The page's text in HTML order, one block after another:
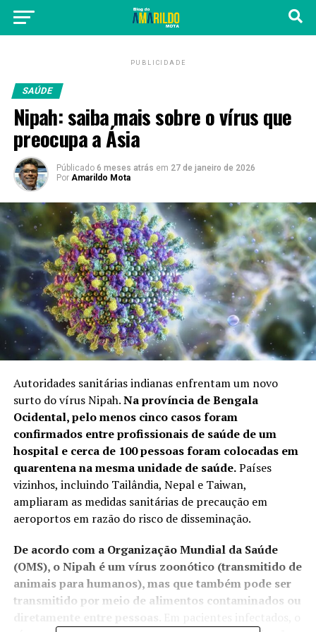
PUBLICIDADE
SAÚDE
Nipah: saiba mais sobre o vírus que
preocupa a Ásia
Públicado 6 meses atrás em 27 de janeiro de 2026
Por Amarildo Mota
Autoridades sanitárias indianas enfrentam um novo
surto do vírus Nipah.Na província de Bengala
Ocidental, pelo menos cinco casos foram
confirmadosentre profissionais de saúde de um
hospital e cerca de 100 pessoas foram colocadas em
quarentena na mesma unidade de saúde.Países
vizinhos, incluindo Tailândia, Nepal e Taiwan,
ampliaram as medidas sanitárias de precaução em
aeroportos em razão do risco de disseminação.
De acordo com a Organização Mundial da Saúde
(OMS), o Nipah é um vírus zoonótico (transmitido de
animais para humanos), mas que também pode ser
transmitido por meio de alimentos contaminados ou